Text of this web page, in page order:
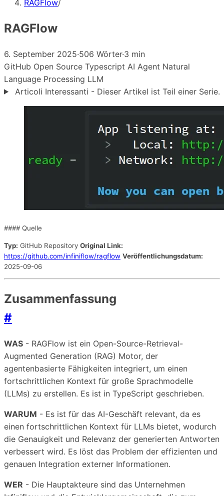
RAGFlow/
RAGFlow
6. September 2025·506 Wörter·3 min
GitHub Open Source Typescript AI Agent Natural
Language Processing LLM
Articoli Interessanti - Dieser Artikel ist Teil einer Serie.
#### Quelle
Typ: GitHub Repository Original Link:
https://github.com/infiniflow/ragflow Veröffentlichungsdatum:
2025-09-06
Zusammenfassung
#
WAS - RAGFlow ist ein Open-Source-Retrieval-
Augmented Generation (RAG) Motor, der
agentenbasierte Fähigkeiten integriert, um einen
fortschrittlichen Kontext für große Sprachmodelle
(LLMs) zu erstellen. Es ist in TypeScript geschrieben.
WARUM - Es ist für das AI-Geschäft relevant, da es
einen fortschrittlichen Kontext für LLMs bietet, wodurch
die Genauigkeit und Relevanz der generierten Antworten
verbessert wird. Es löst das Problem der effizienten und
genauen Integration externer Informationen.
WER - Die Hauptakteure sind das Unternehmen